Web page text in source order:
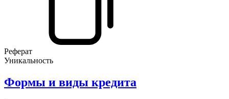
Реферат
Уникальность
Формы и виды кредита